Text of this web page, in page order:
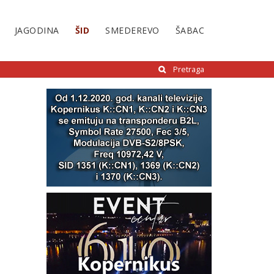
JAGODINA ŠID SMEDEREVO ŠABAC
Pretraga